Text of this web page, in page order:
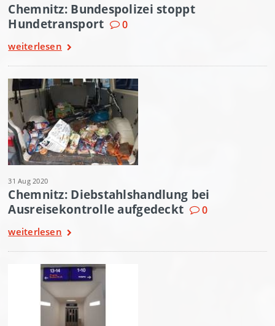
Chemnitz: Bundespolizei stoppt
Hundetransport
0
weiterlesen
31 Aug 2020
Chemnitz: Diebstahlshandlung bei
Ausreisekontrolle aufgedeckt
0
weiterlesen